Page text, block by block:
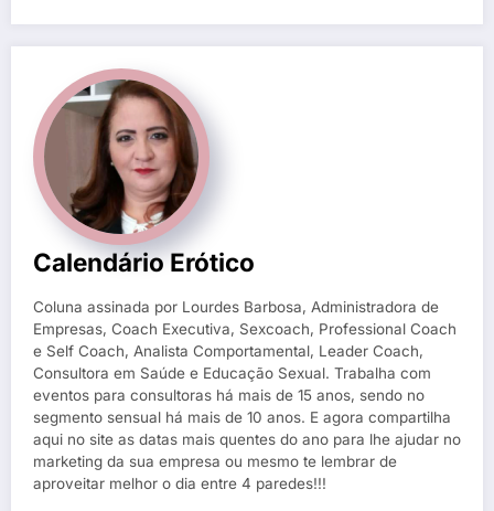
Calendário Erótico
Coluna assinada por Lourdes Barbosa, Administradora de
Empresas, Coach Executiva, Sexcoach, Professional Coach
e Self Coach, Analista Comportamental, Leader Coach,
Consultora em Saúde e Educação Sexual. Trabalha com
eventos para consultoras há mais de 15 anos, sendo no
segmento sensual há mais de 10 anos. E agora compartilha
aqui no site as datas mais quentes do ano para lhe ajudar no
marketing da sua empresa ou mesmo te lembrar de
aproveitar melhor o dia entre 4 paredes!!!